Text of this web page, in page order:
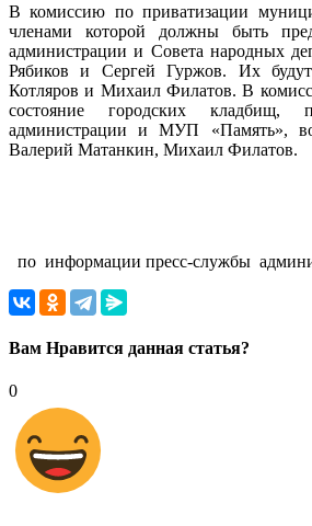
В комиссию по приватизации
членами которой должны быть
администрации и Совета народных
Рябиков и Сергей Гуржов. Их будут
Котляров и Михаил Филатов. В
состояние городских кладбищ,
администрации и МУП «Память»,
Валерий Матанкин, Михаил Филатов.
по информации пресс-службы
Вам Нравится данная статья?
0